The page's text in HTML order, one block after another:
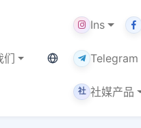
们 当前语言：中文
Ins
Telegram
社 社媒产品